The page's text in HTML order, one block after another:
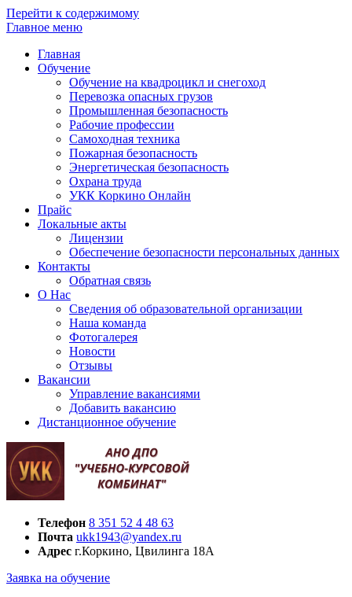
Перейти к содержимому
Главное меню
Главная
Обучение
Обучение на квадроцикл и снегоход
Перевозка опасных грузов
Промышленная безопасность
Рабочие профессии
Самоходная техника
Пожарная безопасность
Энергетическая безопасность
Охрана труда
УКК Коркино Онлайн
Прайс
Локальные акты
Лицензии
Обеспечение безопасности персональных данных
Контакты
Обратная связь
О Нас
Сведения об образовательной организации
Наша команда
Фотогалерея
Новости
Отзывы
Вакансии
Управление вакансиями
Добавить вакансию
Дистанционное обучение
Телефон 8 351 52 4 48 63
Почта ukk1943@yandex.ru
Адрес г.Коркино, Цвилинга 18А
Заявка на обучение